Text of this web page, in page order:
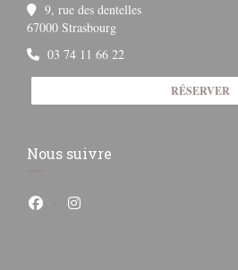
9, rue des dentelles
67000 Strasbourg((ouvre une nouvelle
03 74 11 66 22
RÉSERVER
Nous suivre
Facebook ((ouvre une nouvelle
Instagram ((ouvre une